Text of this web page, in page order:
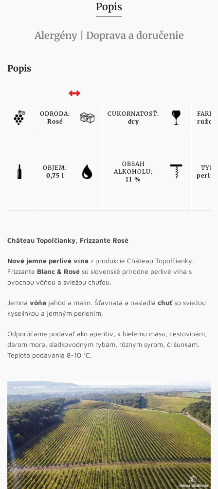
Popis
Alergény | Doprava a doručenie
Popis
ODRODA:
Rosé
CUKORNATOSŤ:
dry
OBJEM:
0,75 l
OBSAH
ALKOHOLU:
11 %
TYP:
Château Topoľčianky, Frizzante Rosé
Nové jemne perlivé vína z produkcie Château Topoľčianky.
Frizzante Blanc & Rosé sú slovenské prírodne perlivé vína s
ovocnou vôňou a sviežou chuťou.
Jemná vôňa jahôd a malín. Šťavnatá a nasladlá chuťso sviežou
kyselinkou a jemným perlením.
Odporúčame podávať ako aperitív, k bielemu mäsu, cestovinám,
darom mora, sladkovodným rybám, rôznym syrom, či šunkám.
Teplota podávania 8-10 °C.